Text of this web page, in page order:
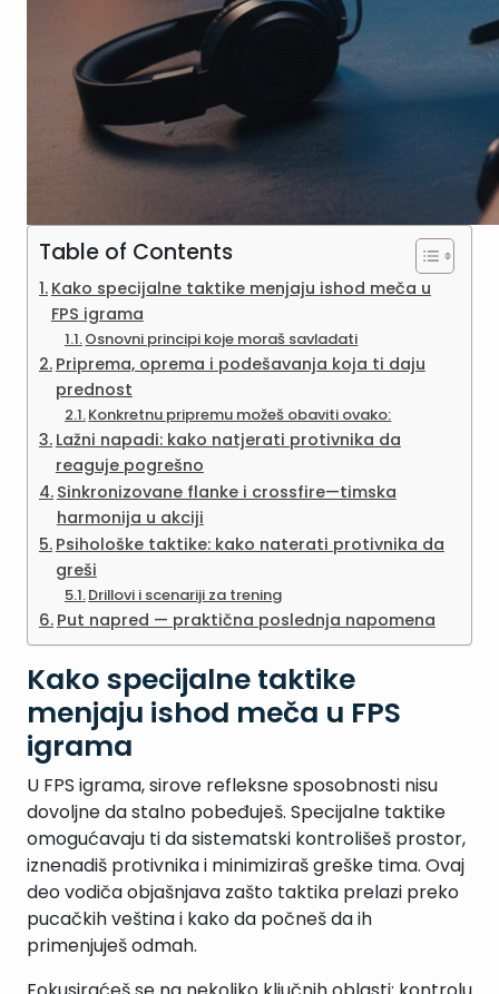
Table of Contents
Kako specijalne taktike menjaju ishod meča u
FPS igrama
Osnovni principi koje moraš savladati
Priprema, oprema i podešavanja koja ti daju
prednost
Konkretnu pripremu možeš obaviti ovako:
Lažni napadi: kako natjerati protivnika da
reaguje pogrešno
Sinkronizovane flanke i crossfire—timska
harmonija u akciji
Psihološke taktike: kako naterati protivnika da
greši
Drillovi i scenariji za trening
Put napred — praktična poslednja napomena
Kako specijalne taktike
menjaju ishod meča u FPS
igrama
U FPS igrama, sirove refleksne sposobnosti nisu
dovoljne da stalno pobeđuješ. Specijalne taktike
omogućavaju ti da sistematski kontrolišeš prostor,
iznenadiš protivnika i minimiziraš greške tima. Ovaj
deo vodiča objašnjava zašto taktika prelazi preko
pucačkih veština i kako da počneš da ih
primenjuješ odmah.